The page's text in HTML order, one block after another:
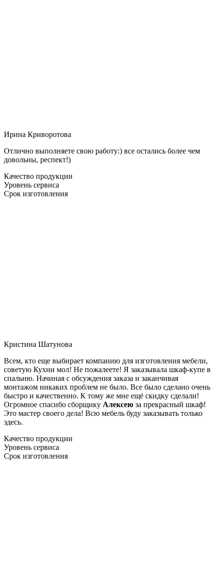
Ирина Криворотова
Отлично выполняете свою работу:) все остались более чем
довольны, респект!)
Качество продукции
Уровень сервиса
Срок изготовления
Кристина Шатунова
Всем, кто еще выбирает компанию для изготовления мебели,
советую Кухни мол! Не пожалеете! Я заказывала шкаф-купе в
спальню. Начиная с обсуждения заказа и заканчивая
монтажом никаких проблем не было. Все было сделано очень
быстро и качественно. К тому же мне ещё скидку сделали!
Огромное спасибо сборщику Алексею за прекрасный шкаф!
Это мастер своего дела! Всю мебель буду заказывать только
здесь.
Качество продукции
Уровень сервиса
Срок изготовления